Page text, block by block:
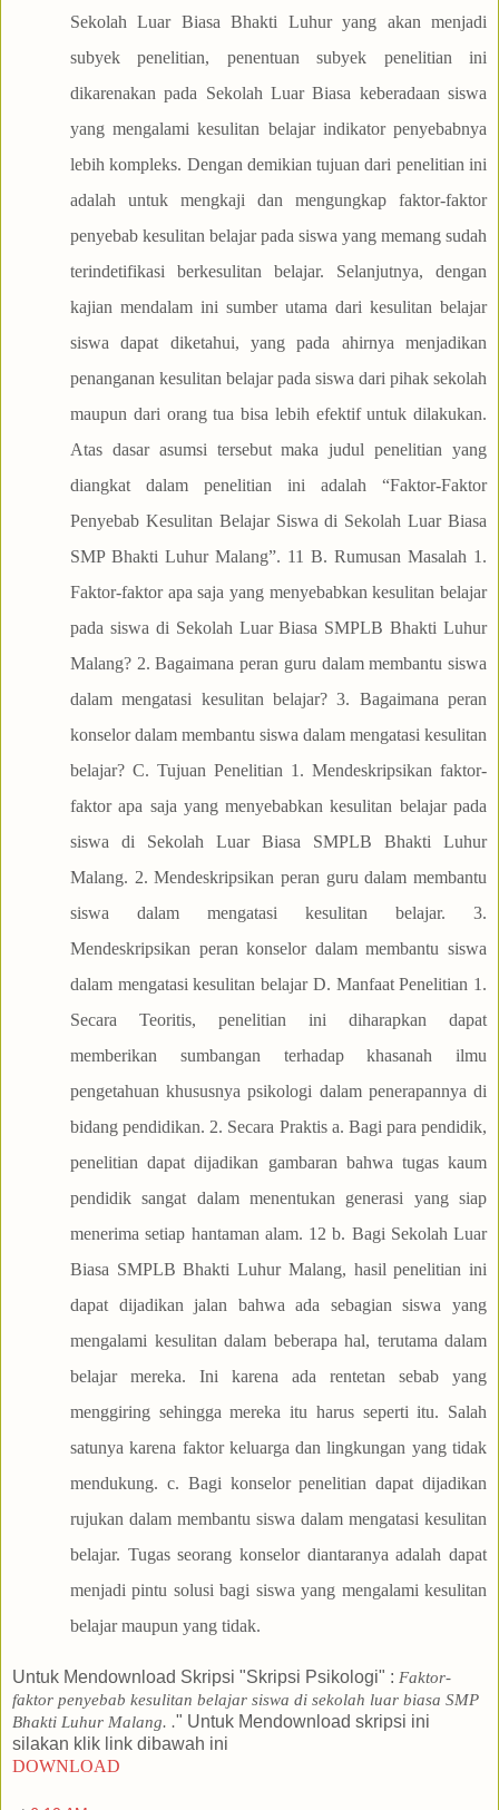
Untuk Mendownload Skripsi "Skripsi Psikologi" : Faktor-
faktor penyebab kesulitan belajar siswa di sekolah luar biasa SMP
Bhakti Luhur Malang. ." Untuk Mendownload skripsi ini
silakan klik link dibawah ini
DOWNLOAD